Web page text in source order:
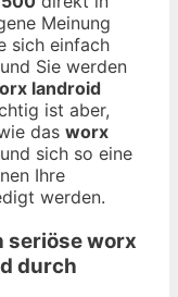
Meinung
sich einfach
Sie werden
landroid
ist aber,
das worx
sich so eine
Ihre
werden.
seriöseworx
durch